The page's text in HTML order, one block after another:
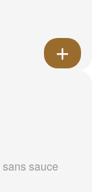
sauce